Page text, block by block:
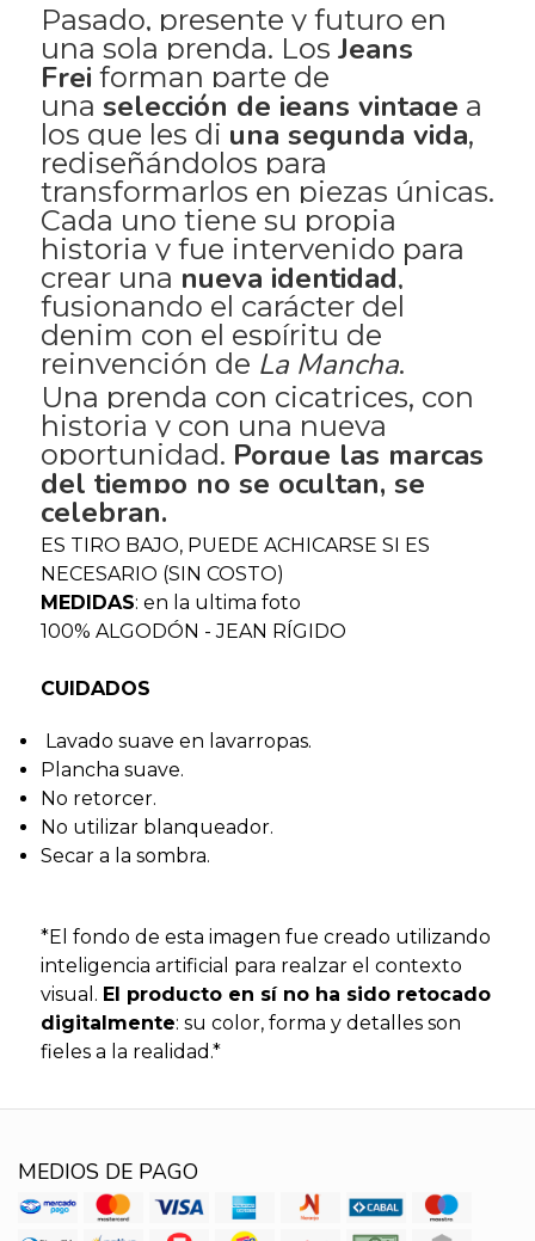
Pasado, presente y futuro en
una sola prenda. Los Jeans
Frei forman parte de
una selección de jeans vintage a
los que les di una segunda vida,
rediseñándolos para
transformarlos en piezas únicas.
Cada uno tiene su propia
historia y fue intervenido para
crear una nueva identidad,
fusionando el carácter del
denim con el espíritu de
reinvención de La Mancha.
Una prenda con cicatrices, con
historia y con una nueva
oportunidad. Porque las marcas
del tiempo no se ocultan, se
celebran.
ES TIRO BAJO, PUEDE ACHICARSE SI ES
NECESARIO (SIN COSTO)
MEDIDAS: en la ultima foto
100% ALGODÓN - JEAN RÍGIDO
CUIDADOS
Lavado suave en lavarropas.
Plancha suave.
No retorcer.
No utilizar blanqueador.
Secar a la sombra.
*El fondo de esta imagen fue creado utilizando
inteligencia artificial para realzar el contexto
visual. El producto en sí no ha sido retocado
digitalmente: su color, forma y detalles son
fieles a la realidad.*
MEDIOS DE PAGO